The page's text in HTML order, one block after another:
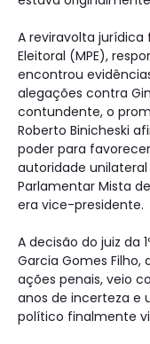
A reviravolta jurídica
Eleitoral (MPE),
encontrou
alegações contra
contundente, o
Roberto Binicheski
poder para
autoridade
Parlamentar Mista
era vice-presidente.
A decisão do juiz da
Garcia Gomes
ações penais, veio
anos de incerteza e
político finalmente